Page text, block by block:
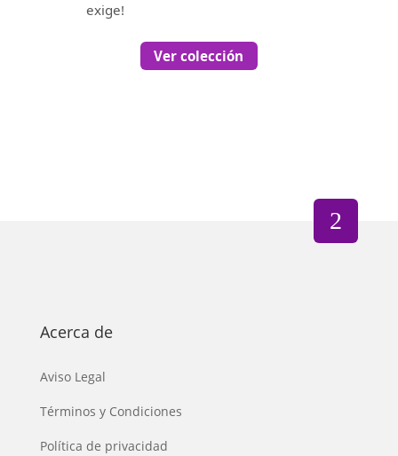
exige!
Ver colección
Acerca de
Aviso Legal
Términos y Condiciones
Política de privacidad